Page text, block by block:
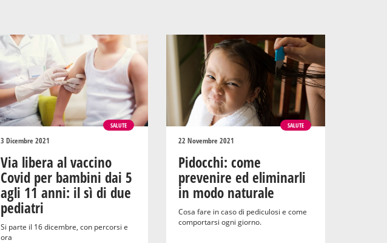
SALUTE
3 Dicembre 2021
Via libera al vaccino
Covid per bambini dai 5
agli 11 anni: il sì di due
pediatri
Si parte il 16 dicembre, con percorsi e
ora
SALUTE
22 Novembre 2021
Pidocchi: come
prevenire ed eliminarli
in modo naturale
Cosa fare in caso di pediculosi e come
comportarsi ogni giorno.